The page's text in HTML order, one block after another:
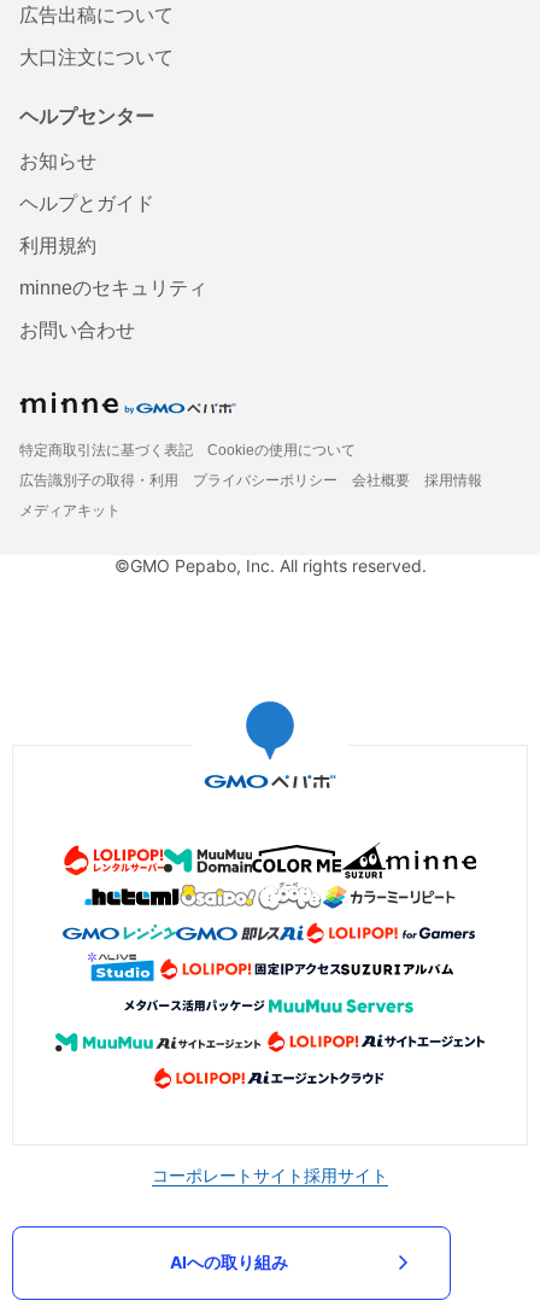
広告出稿について
大口注文について
ヘルプセンター
お知らせ
ヘルプとガイド
利用規約
minneのセキュリティ
お問い合わせ
特定商取引法に基づく表記
Cookieの使用について
広告識別子の取得・利用
プライバシーポリシー 会社概要
採用情報
メディアキット
©GMO Pepabo, Inc. All rights reserved.
コーポレートサイト採用サイト
AIへの取り組み